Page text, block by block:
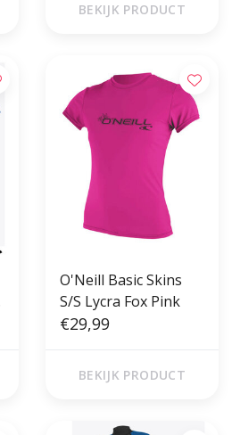
BEKIJK PRODUCT
O'Neill Basic Skins
S/S Lycra Fox Pink
€29,99
BEKIJK PRODUCT